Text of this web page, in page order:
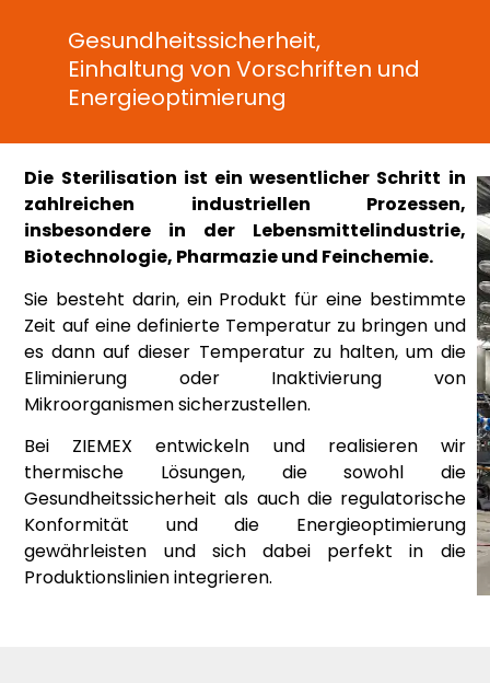
Gesundheitssicherheit,
Einhaltung von Vorschriften und
Energieoptimierung
Die Sterilisation ist ein wesentlicher Schritt in
zahlreichen industriellen Prozessen,
insbesondere in der Lebensmittelindustrie,
Biotechnologie, Pharmazie und Feinchemie.
Sie besteht darin, ein Produkt für eine bestimmte
Zeit auf eine definierte Temperatur zu bringen und
es dann auf dieser Temperatur zu halten, um die
Eliminierung oder Inaktivierung von
Mikroorganismen sicherzustellen.
Bei ZIEMEX entwickeln und realisieren wir
thermische Lösungen, die sowohl die
Gesundheitssicherheit als auch die regulatorische
Konformität und die Energieoptimierung
gewährleisten und sich dabei perfekt in die
Produktionslinien integrieren.